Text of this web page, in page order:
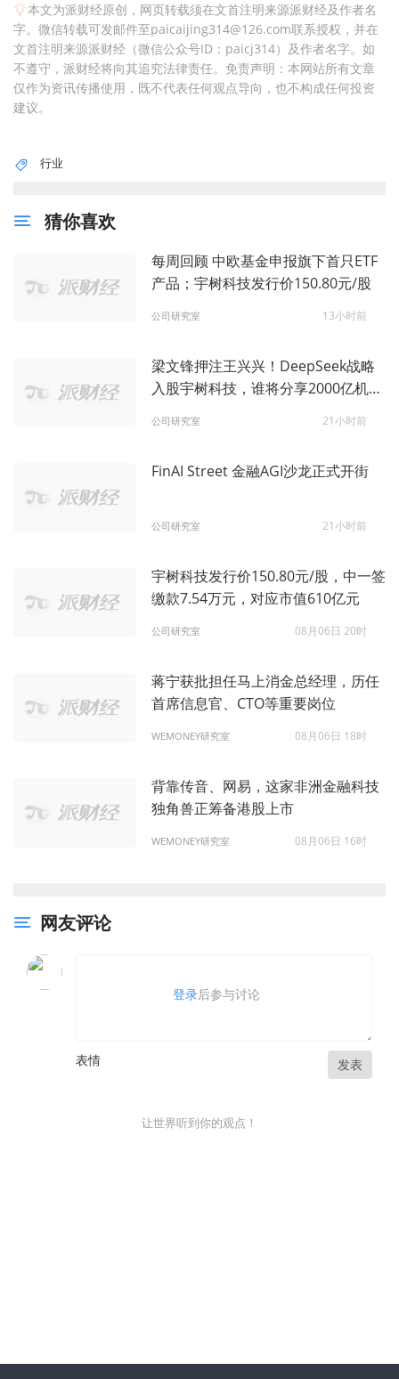
本文为派财经原创，网页转载须在文首注明来源派财经及作者名
字。微信转载可发邮件至paicaijing314@126.com联系授权，并在
文首注明来源派财经（微信公众号ID：paicj314）及作者名字。如
不遵守，派财经将向其追究法律责任。免责声明：本网站所有文章
仅作为资讯传播使用，既不代表任何观点导向，也不构成任何投资
建议。
行业
猜你喜欢
每周回顾 中欧基金申报旗下首只ETF
产品；宇树科技发行价150.80元/股
公司研究室 13小时前
梁文锋押注王兴兴！DeepSeek战略
入股宇树科技，谁将分享2000亿机器
公司研究室 21小时前
FinAI Street 金融AGI沙龙正式开街
公司研究室 21小时前
宇树科技发行价150.80元/股，中一签
缴款7.54万元，对应市值610亿元
公司研究室 08月06日 20时
蒋宁获批担任马上消金总经理，历任
首席信息官、CTO等重要岗位
WEMONEY研究室 08月06日 18时
背靠传音、网易，这家非洲金融科技
独角兽正筹备港股上市
WEMONEY研究室 08月06日 16时
网友评论
登录后参与讨论
表情 发表
让世界听到你的观点！